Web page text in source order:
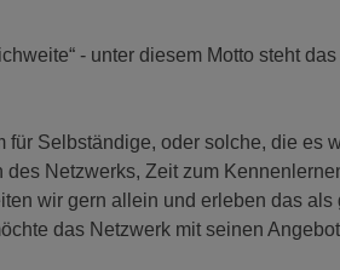
- unter diesem Motto steht
Selbständige, oder solche, die es
Netzwerks, Zeit zum
wir gern allein und erleben das
das Netzwerk mit seinen